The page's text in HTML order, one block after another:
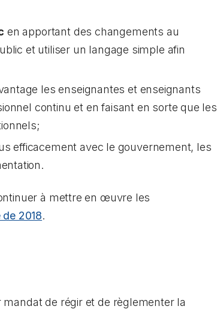
en apportant des changements au
et utiliser un langage simple afin
les enseignantes et enseignants
continu et en faisant en sorte que les
efficacement avec le gouvernement, les
à mettre en œuvre les
de 2018.
mandat de régir et de règlementer la